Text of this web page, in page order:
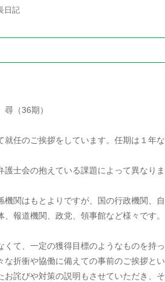
日記
36期）
任のご挨拶をしています。任期は１年
士会の抱えている課題によって異なり
関はもとよりですが、国の行政機関、
報道機関、政党、領事館など様々です。
て、一定の獲得目標のようなものを持っ
折衝や協働に備えての事前のご挨拶と
詫びや対策の説明もさせていただき、